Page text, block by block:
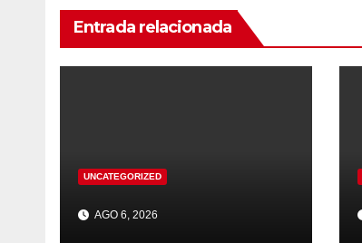
Entrada relacionada
UNCATEGORIZED
AGO 6, 2026